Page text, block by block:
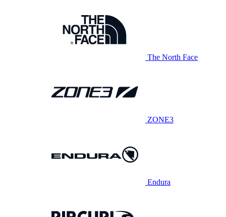
The North Face
ZONE3
Endura